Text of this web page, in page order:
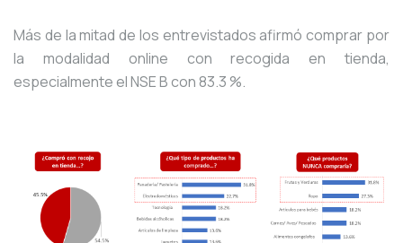
Más de la mitad de los entrevistados afirmó comprar por
la modalidad online con recogida en tienda,
especialmente el NSE B con 83.3 %.